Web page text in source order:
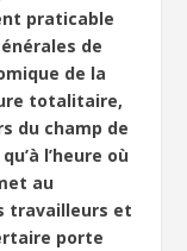
praticable
de
de la
totalitaire,
du champ de
l’heure où
au
travailleurs et
porte